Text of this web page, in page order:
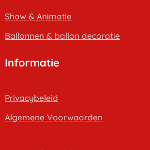
Show & Animatie
Ballonnen & ballon decoratie
Informatie
Privacybeleid
Algemene Voorwaarden